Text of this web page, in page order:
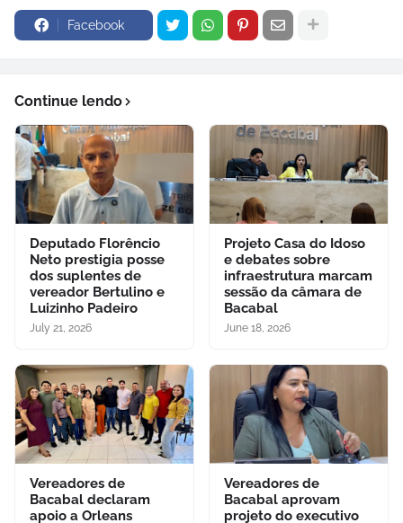
Facebook
Continue lendo
Deputado Florêncio
Neto prestigia posse
dos suplentes de
vereador Bertulino e
Luizinho Padeiro
July 21, 2026
Projeto Casa do Idoso
e debates sobre
infraestrutura marcam
sessão da câmara de
Bacabal
June 18, 2026
Vereadores de
Bacabal declaram
apoio a Orleans
Vereadores de
Bacabal aprovam
projeto do executivo